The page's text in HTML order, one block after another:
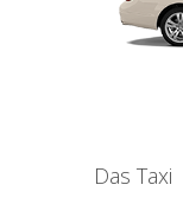
Das Taxi